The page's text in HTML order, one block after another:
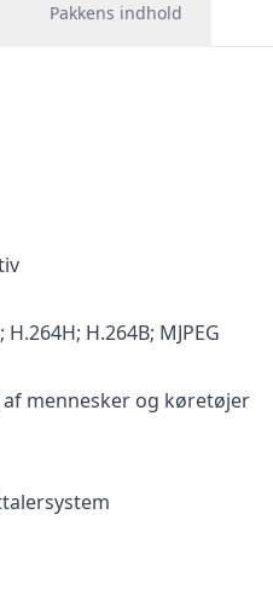
Pakkens indhold
H.264B; MJPEG
af mennesker og køretøjer